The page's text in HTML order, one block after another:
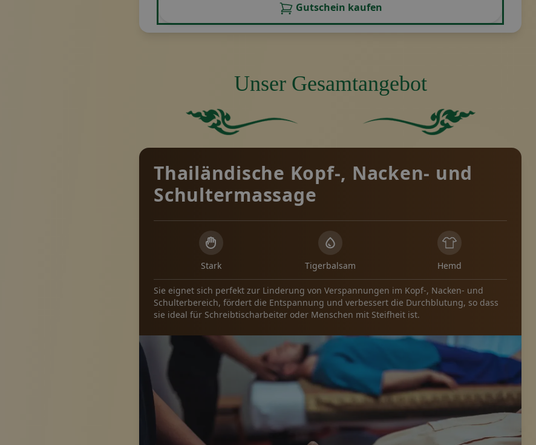
Gutschein kaufen
Unser Gesamtangebot
Thailändische Kopf-, Nacken- und
Schultermassage
Stark Tigerbalsam Hemd
Sie eignet sich perfekt zur Linderung von Verspannungen im Kopf-, Nacken- und
Schulterbereich, fördert die Entspannung und verbessert die Durchblutung, so dass
sie ideal für Schreibtischarbeiter oder Menschen mit Steifheit ist.